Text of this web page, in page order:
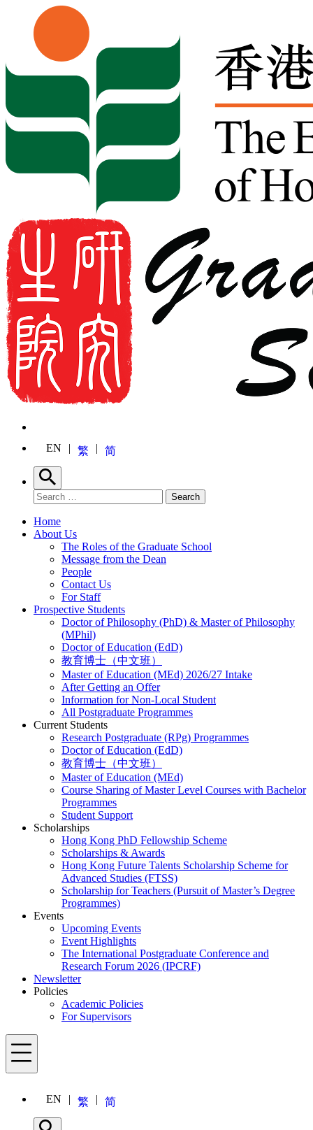
Skip to content
EN 繁 简
Search
Search for: Search
Home
About Us
The Roles of the Graduate School
Message from the Dean
People
Contact Us
For Staff
Prospective Students
Doctor of Philosophy (PhD) & Master of Philosophy
(MPhil)
Doctor of Education (EdD)
教育博士（中文班）
Master of Education (MEd) 2026/27 Intake
After Getting an Offer
Information for Non-Local Student
All Postgraduate Programmes
Current Students
Research Postgraduate (RPg) Programmes
Doctor of Education (EdD)
教育博士（中文班）
Master of Education (MEd)
Course Sharing of Master Level Courses with Bachelor
Programmes
Student Support
Scholarships
Hong Kong PhD Fellowship Scheme
Scholarships & Awards
Hong Kong Future Talents Scholarship Scheme for
Advanced Studies (FTSS)
Scholarship for Teachers (Pursuit of Master’s Degree
Programmes)
Events
Upcoming Events
Event Highlights
The International Postgraduate Conference and
Research Forum 2026 (IPCRF)
Newsletter
Policies
Academic Policies
For Supervisors
Menu
EN 繁 简
Search